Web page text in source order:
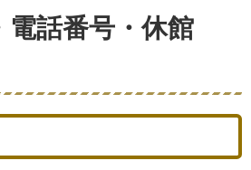
電話番号・休館